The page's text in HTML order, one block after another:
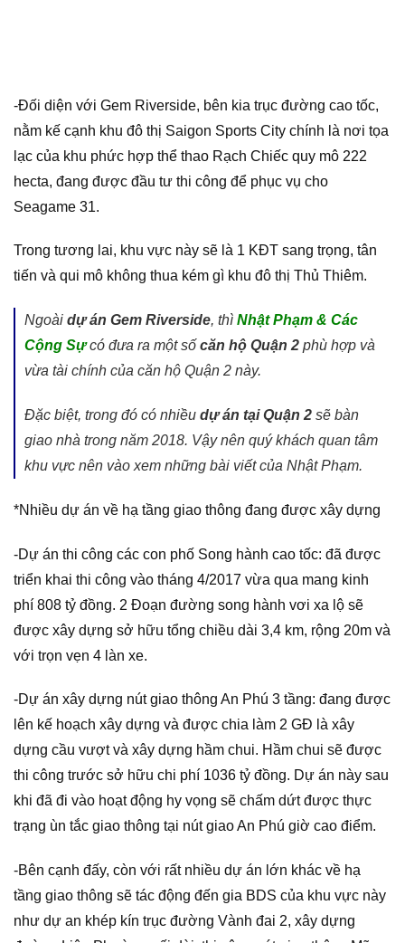
-Đối diện với Gem Riverside, bên kia trục đường cao tốc,
nằm kế cạnh khu đô thị Saigon Sports City chính là nơi tọa
lạc của khu phức hợp thể thao Rạch Chiếc quy mô 222
hecta, đang được đầu tư thi công để phục vụ cho
Seagame 31.
Trong tương lai, khu vực này sẽ là 1 KĐT sang trọng, tân
tiến và qui mô không thua kém gì khu đô thị Thủ Thiêm.
Ngoài dự án Gem Riverside, thì Nhật Phạm & Các
Cộng Sựcó đưa ra một số căn hộ Quận 2 phù hợp và
vừa tài chính của căn hộ Quận 2 này.
Đặc biệt, trong đó có nhiều dự án tại Quận 2 sẽ bàn
giao nhà trong năm 2018. Vậy nên quý khách quan tâm
khu vực nên vào xem những bài viết của Nhật Phạm.
*Nhiều dự án về hạ tầng giao thông đang được xây dựng
-Dự án thi công các con phố Song hành cao tốc: đã được
triển khai thi công vào tháng 4/2017 vừa qua mang kinh
phí 808 tỷ đồng. 2 Đoạn đường song hành vơi xa lộ sẽ
được xây dựng sở hữu tổng chiều dài 3,4 km, rộng 20m và
với trọn vẹn 4 làn xe.
-Dự án xây dựng nút giao thông An Phú 3 tầng: đang được
lên kế hoạch xây dựng và được chia làm 2 GĐ là xây
dựng cầu vượt và xây dựng hầm chui. Hầm chui sẽ được
thi công trước sở hữu chi phí 1036 tỷ đồng. Dự án này sau
khi đã đi vào hoạt động hy vọng sẽ chấm dứt được thực
trạng ùn tắc giao thông tại nút giao An Phú giờ cao điểm.
-Bên cạnh đấy, còn với rất nhiều dự án lớn khác về hạ
tầng giao thông sẽ tác động đến gia BDS của khu vực này
như dự an khép kín trục đường Vành đai 2, xây dựng